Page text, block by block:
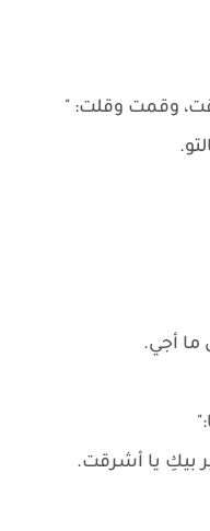
وقمت وقلت: "
ما أجي.
بيكِ يا أشرقت.